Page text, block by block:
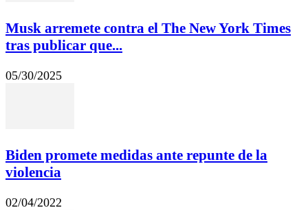
Musk arremete contra el The New York Times
tras publicar que...
05/30/2025
Biden promete medidas ante repunte de la
violencia
02/04/2022